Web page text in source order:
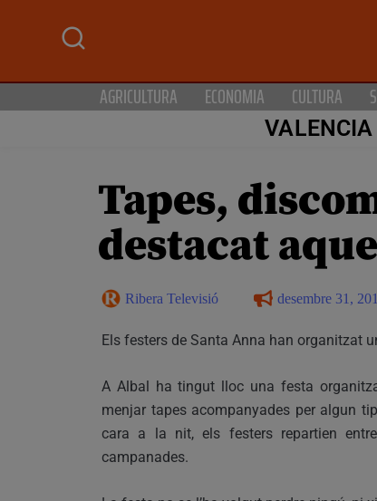
AGRICULTURA ECONOMIA CULTURA
VALENCIA
Tapes,
destacat
Ribera Televisió desembre 31,
Els festers de Santa Anna han organitzat
A Albal ha tingut lloc una festa
menjar tapes acompanyades per algun
cara a la nit, els festers repartien
campanades.